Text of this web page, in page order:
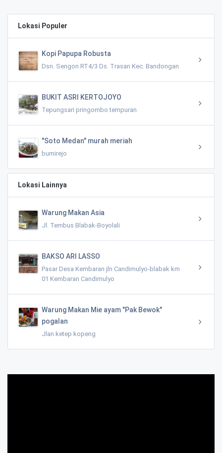
Lokasi Populer
Kopi Papupa Robusta
Dsn. Sengon RT4/3 Ds. Trasan Kec. Bandongan
BUKIT ASRI KERTOJOYO
Tepungsari pringombo tempuran
"Soto Medan" murah meriah
bumirejo
Lokasi Lainnya
Warung Makan Asia
Jl. Tembus Blabak-Boyolali
BAKSO ARI LASSO
Pasar Desa Kembaran jln Candimulyo-blabak km
01 Kembaran Candimulyo
Warung Makan Mie ayam "Pak Bewok"
pogalan
Jlan ketep kopeng